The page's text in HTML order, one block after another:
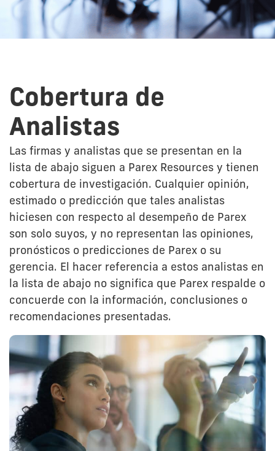
Cobertura de
Analistas
Las firmas y analistas que se presentan en la
lista de abajo siguen a Parex Resources y tienen
cobertura de investigación. Cualquier opinión,
estimado o predicción que tales analistas
hiciesen con respecto al desempeño de Parex
son solo suyos, y no representan las opiniones,
pronósticos o predicciones de Parex o su
gerencia. El hacer referencia a estos analistas en
la lista de abajo no significa que Parex respalde o
concuerde con la información, conclusiones o
recomendaciones presentadas.